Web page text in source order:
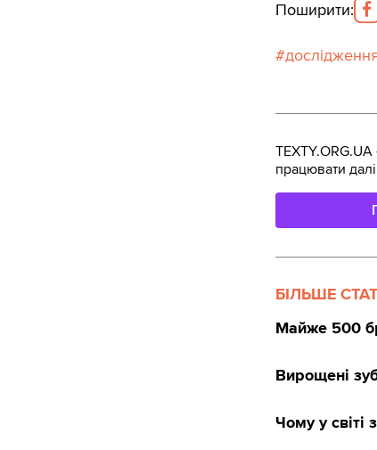
Поширити:
працювати
БІЛЬШЕ
Майже 500
Вирощені
Чому у світі